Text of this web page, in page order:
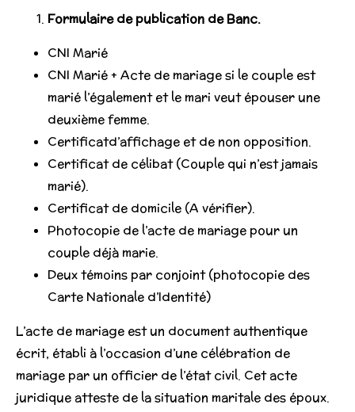
Formulaire de publication de Banc.
CNI Marié
CNI Marié + Acte de mariage si le couple est
marié l’également et le mari veut épouser une
deuxième femme.
Certificatd’affichage et de non opposition.
Certificat de célibat (Couple qui n’est jamais
marié).
Certificat de domicile (A vérifier).
Photocopie de l’acte de mariage pour un
couple déjà marie.
Deux témoins par conjoint (photocopie des
Carte Nationale d’Identité)
L’acte de mariage est un document authentique
écrit, établi à l’occasion d’une célébration de
mariage par un officier de l’état civil. Cet acte
juridique atteste de la situation maritale des époux.